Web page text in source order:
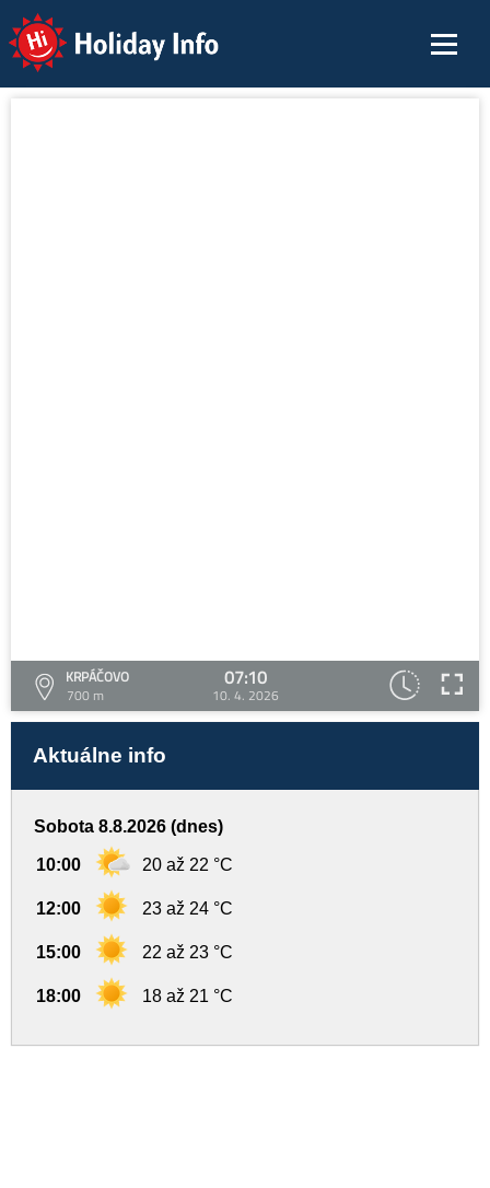
Holiday Info
KRPÁČOVO
700 m
07:10
10. 4. 2026
Aktuálne info
Sobota 8.8.2026 (dnes)
10:00 20 až 22 °C
12:00 23 až 24 °C
15:00 22 až 23 °C
18:00 18 až 21 °C